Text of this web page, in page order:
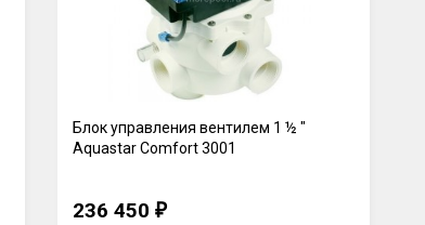
Блок управления вентилем 1 ½ "
Aquastar Comfort 3001
236 450 ₽